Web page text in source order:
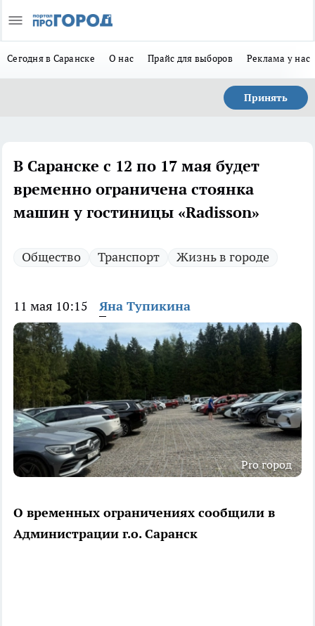
Сегодня в Саранске О нас Прайс для выборов Реклама у нас
Принять
В Саранске с 12 по 17 мая будет
временно ограничена стоянка
машин у гостиницы «Radisson»
Общество Транспорт Жизнь в городе
11 мая 10:15 Яна Тупикина
Pro город
О временных ограничениях сообщили в
Администрации г.о. Саранск